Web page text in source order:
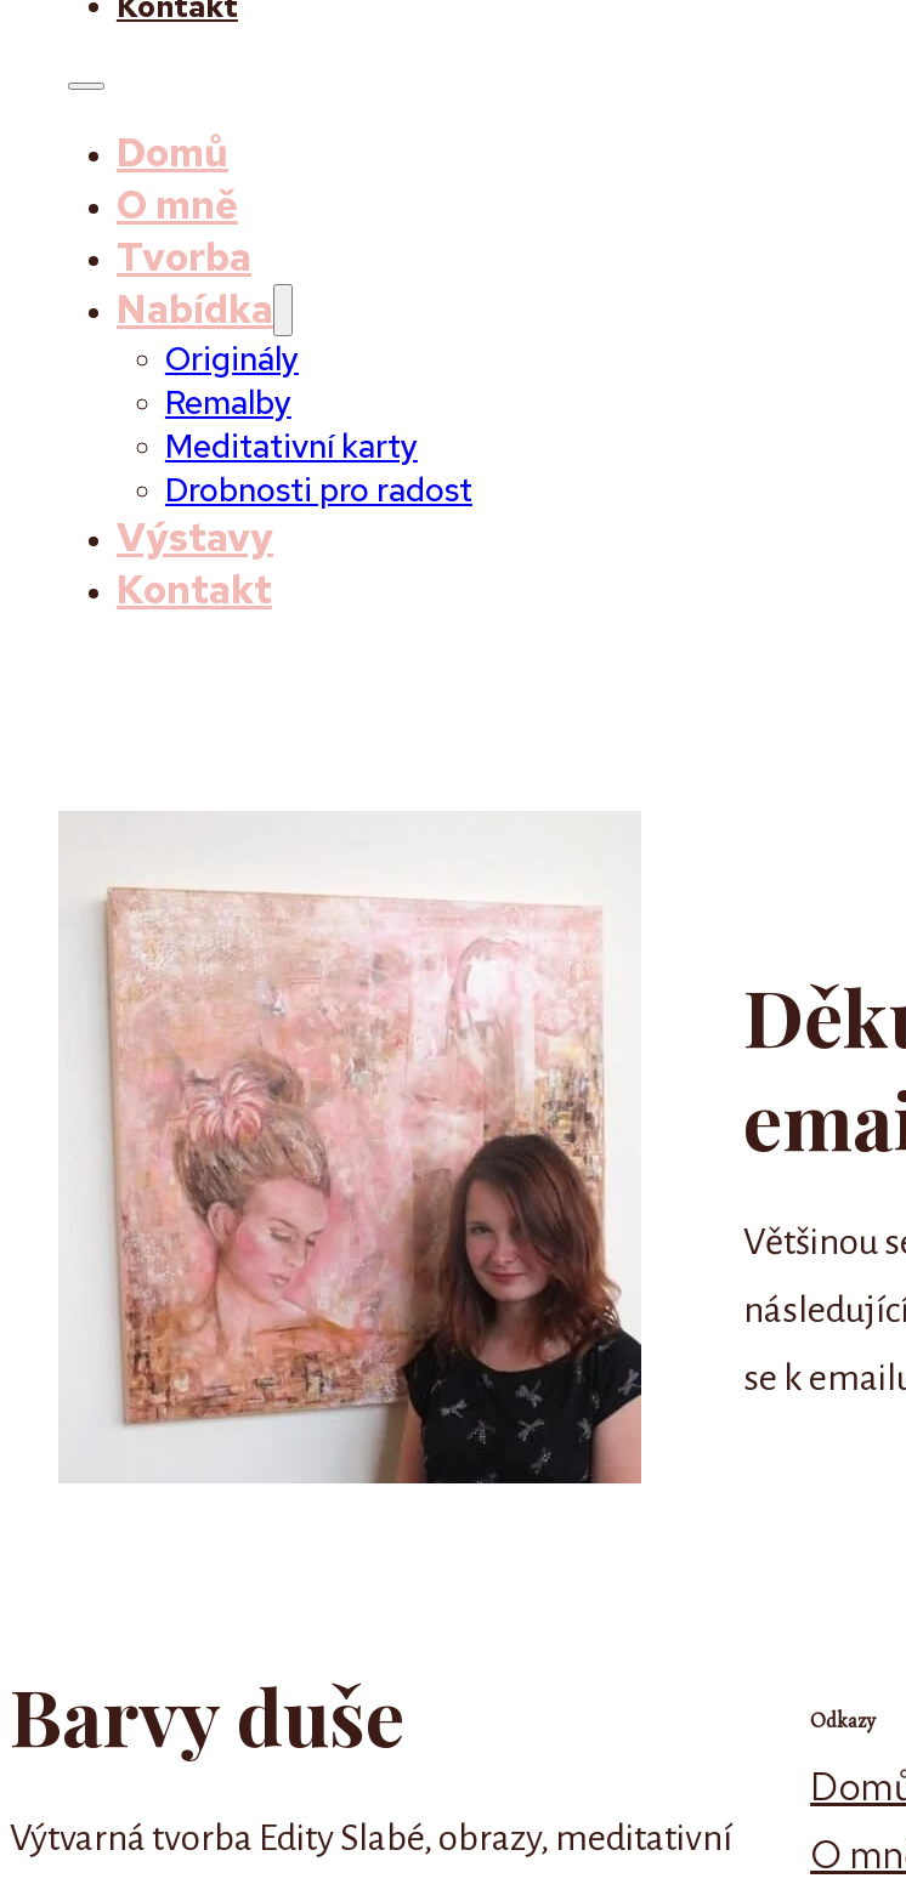
Domů
O mně
Tvorba
Nabídka
Originály
Remalby
Meditativní karty
Drobnosti pro radost
Výstavy
Kontakt
Většinou
se k
Barvy duše
Výtvarná tvorba Edity Slabé, obrazy, meditativní
Odkazy
O